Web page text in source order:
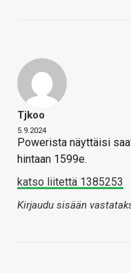
Tjkoo
5.9.2024
Powerista näyttäisi
hintaan 1599e.
katso liitettä 1385253
Kirjaudu sisään